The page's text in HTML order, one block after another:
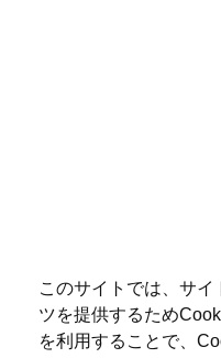
このサイトでは、サ
ツを提供するため
を利用することで、